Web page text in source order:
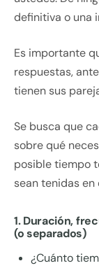
definitiva o una
Es importante
respuestas,
tienen sus
Se busca que
sobre qué
posible tiempo
sean tenidas
1. Duración,
(o separados)
¿Cuánto